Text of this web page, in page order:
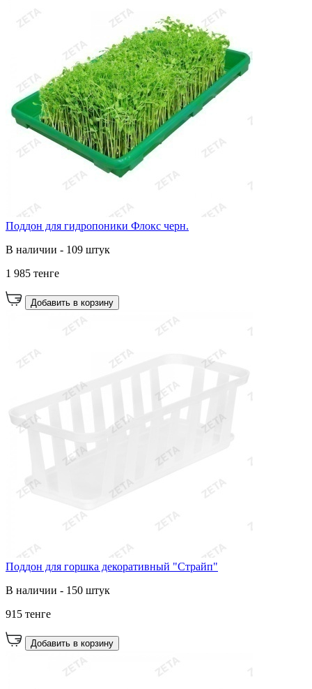
Поддон для гидропоники Флокс черн.
В наличии - 109 штук
1 985 тенге
Добавить в корзину
Поддон для горшка декоративный "Страйп"
В наличии - 150 штук
915 тенге
Добавить в корзину